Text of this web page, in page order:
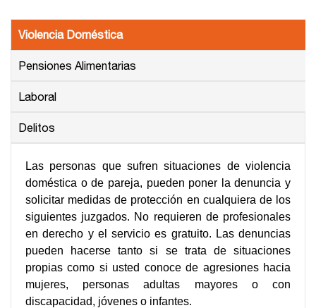
Violencia Doméstica
Pensiones Alimentarias
Laboral
Delitos
Las personas que sufren situaciones de violencia
doméstica o de pareja, pueden poner la denuncia y
solicitar medidas de protección en cualquiera de los
siguientes juzgados. No requieren de profesionales
en derecho y el servicio es gratuito. Las denuncias
pueden hacerse tanto si se trata de situaciones
propias como si usted conoce de agresiones hacia
mujeres, personas adultas mayores o con
discapacidad, jóvenes o infantes.